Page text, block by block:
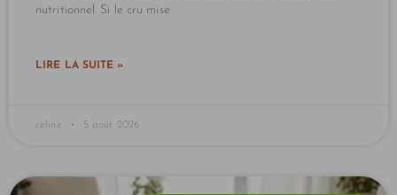
nutritionnel. Si le cru mise
LIRE LA SUITE »
celine 5 août 2026